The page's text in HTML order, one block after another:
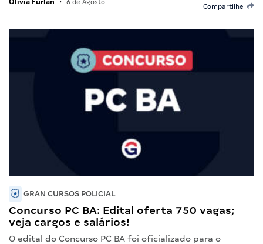
• 6 de Agosto
Compartilhe
GRAN CURSOS POLICIAL
Concurso PC BA: Edital oferta 750 vagas;
veja cargos e salários!
O edital do Concurso PC BA foi oficializado para o